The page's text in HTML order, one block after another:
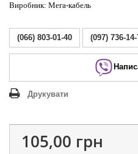
Виробник: Мега-кабель
(066) 803-01-40 (097) 736-
Друкувати
105,00 грн